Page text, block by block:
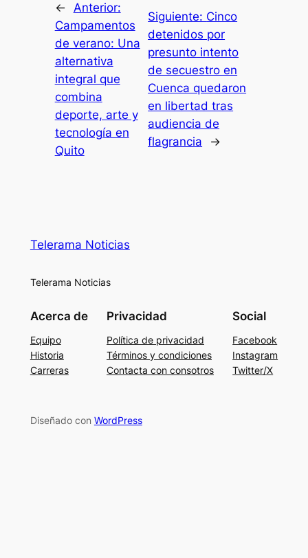
← Anterior:
Campamentos
de verano: Una
alternativa
integral que
combina
deporte, arte y
tecnología en
Quito
Siguiente: Cinco
detenidos por
presunto intento
de secuestro en
Cuenca quedaron
en libertad tras
audiencia de
flagrancia
→
Telerama Noticias
Telerama Noticias
Acerca de
Equipo
Historia
Carreras
Privacidad
Política de privacidad
Términos y condiciones
Contacta con consotros
Social
Facebook
Instagram
Twitter/X
Diseñado con WordPress